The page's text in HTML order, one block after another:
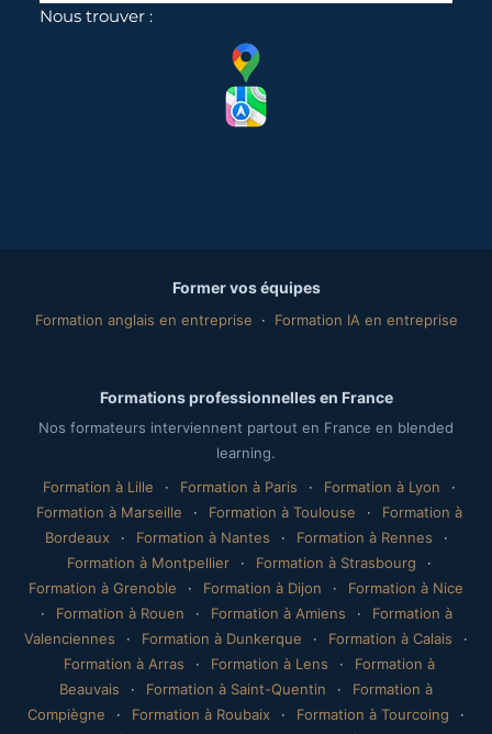
Nous trouver :
Former vos équipes
Formation anglais en entreprise · Formation IA en entreprise
Formations professionnelles en France
Nos formateurs interviennent partout en France en blended
learning.
Formation à Lille
· Formation à Paris · Formation à Lyon
·
Formation à Marseille
· Formation à Toulouse ·
Formation à
Bordeaux
· Formation à Nantes · Formation à Rennes
·
Formation à Montpellier
· Formation à Strasbourg
·
Formation à Grenoble
· Formation à Dijon ·
Formation à Nice
·
Formation à Rouen · Formation à Amiens ·
Formation à
Valenciennes
· Formation à Dunkerque · Formation à Calais
·
Formation à Arras
· Formation à Lens ·
Formation à
Beauvais
· Formation à Saint-Quentin ·
Formation à
Compiègne
· Formation à Roubaix · Formation à Tourcoing
·